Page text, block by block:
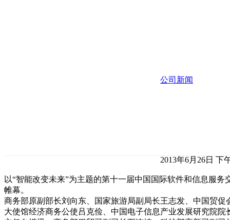
公司新闻
2013年6月26日 下
以“智能改变未来”为主题的第十一届中国国际软件和信息服务
帷幕。
商务部原副部长刘向东、国家旅游局副局长王志发、中国贸促
大使馆经济商务公使吕克俭、中国电子信息产业发展研究院院